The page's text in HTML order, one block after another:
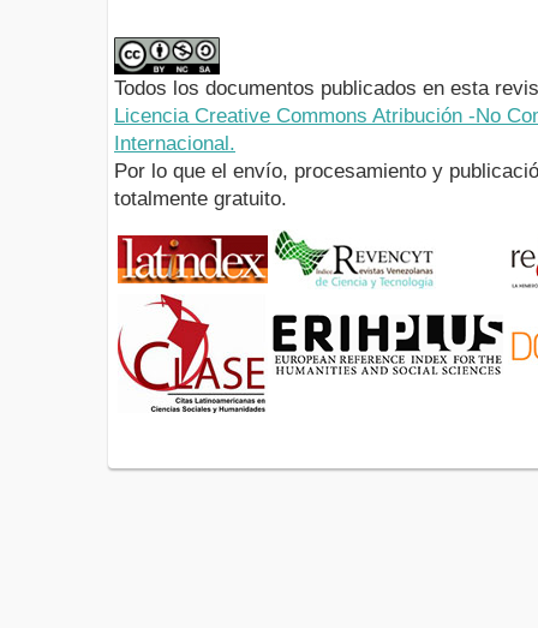
Todos los documentos publicados en esta
Licencia Creative Commons Atribución -No
Internacional.
Por lo que el envío, procesamiento y
totalmente gratuito.